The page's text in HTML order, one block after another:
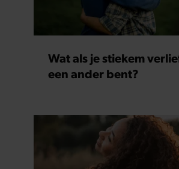
Wat als je stiekem
een ander bent?